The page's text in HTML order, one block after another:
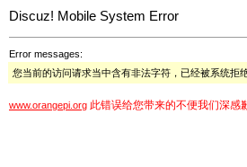
Discuz! Mobile System Error
Error messages:
您当前的访问请求当中含有非法字符，已经被系统拒
www.orangepi.org 此错误给您带来的不便我们深感